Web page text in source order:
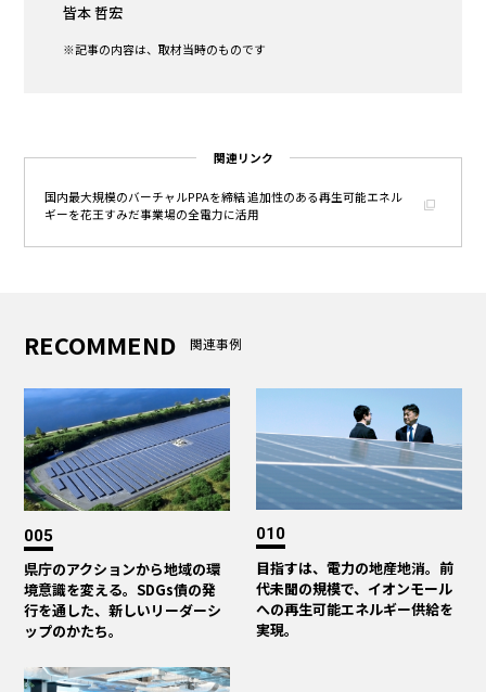
皆本 哲宏
※記事の内容は、取材当時のものです
関連リンク
国内最大規模のバーチャルPPAを締結 追加性のある再生可能エネル
ギーを花王すみだ事業場の全電力に活用
RECOMMEND 関連事例
005
県庁のアクションから地域の環
境意識を変える。SDGs債の発
行を通した、新しいリーダーシ
ップのかたち。
010
目指すは、電力の地産地消。前
代未聞の規模で、イオンモール
への再生可能エネルギー供給を
実現。